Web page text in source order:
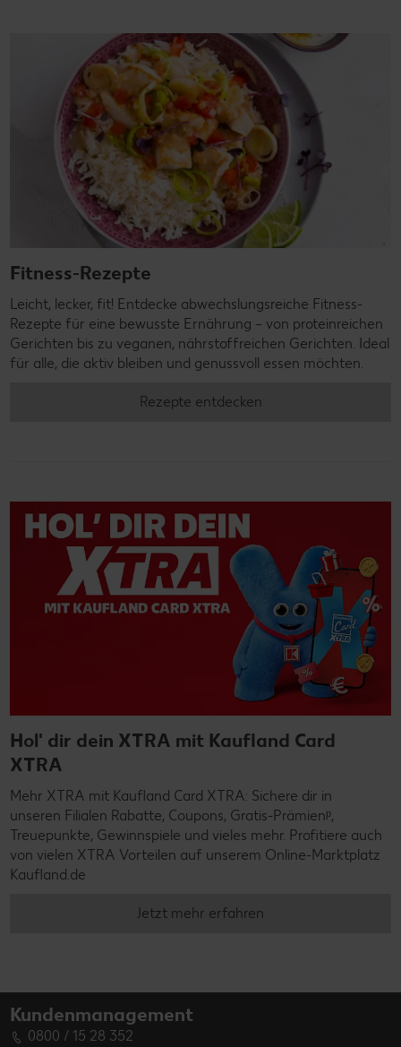
Fitness-Rezepte
Leicht, lecker, fit! Entdecke abwechslungsreiche Fitness-
Rezepte für eine bewusste Ernährung – von proteinreichen
Gerichten bis zu veganen, nährstoffreichen Gerichten. Ideal
für alle, die aktiv bleiben und genussvoll essen möchten.
Rezepte entdecken
Hol' dir dein XTRA mit Kaufland Card
XTRA
Mehr XTRA mit Kaufland Card XTRA: Sichere dir in
unseren Filialen Rabatte, Coupons, Gratis-Prämienᵖ,
Treuepunkte, Gewinnspiele und vieles mehr. Profitiere auch
von vielen XTRA Vorteilen auf unserem Online-Marktplatz
Kaufland.de
Jetzt mehr erfahren
Kundenmanagement
0800 / 15 28 352